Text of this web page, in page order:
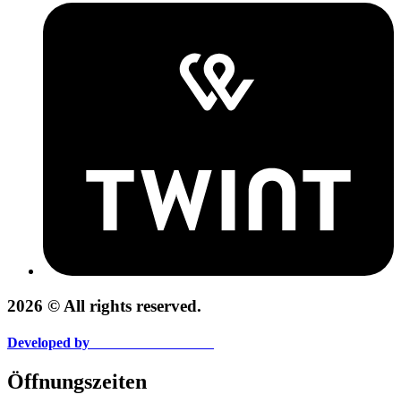
2026 © All rights reserved.
Developed by
Öffnungszeiten